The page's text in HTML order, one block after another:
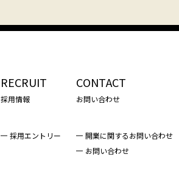
RECRUIT
採用情報
採用エントリー
CONTACT
お問い合わせ
開業に関するお問い合わせ
お問い合わせ